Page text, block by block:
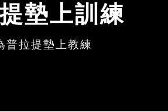
墊上訓練
普拉提墊上教練